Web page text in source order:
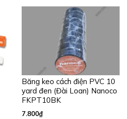
Băng keo cách điện PVC 10
yard đen (Đài Loan) Nanoco
FKPT10BK
7.800₫